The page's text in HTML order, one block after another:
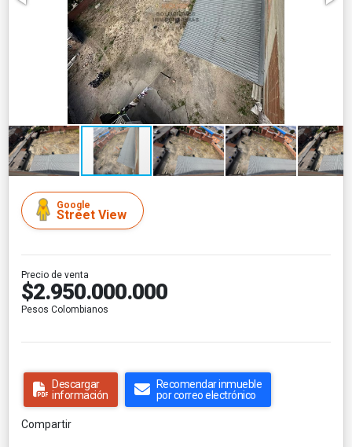
Google
Street View
Precio de venta
$2.950.000.000
Pesos Colombianos
Descargar
información
Recomendar inmueble
por correo electrónico
Compartir